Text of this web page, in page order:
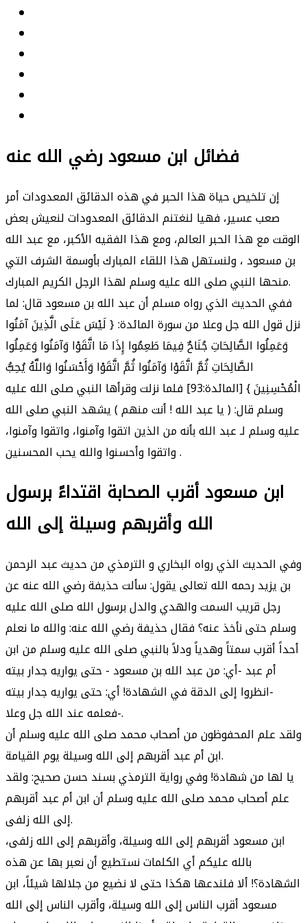
فضائل ابن مسعود رضي الله عنه
إن تلخيص حياة هذا الحبر في هذه الدقائق المعدودات أمر
صعب عسير، فهيا لنغتنم الدقائق المعدودات لنعيش بعض
الوقت مع هذا الحبر العالم، ومع هذا الفقيه الأكبر، مع عبد الله
بن مسعود ، ولنستهل هذا اللقاء المبارك بأوسمة الشرف التي
منحها النبي صلى الله عليه وسلم لهذا الرجل الكريم المبارك.
ففي الحديث الذي رواه مسلم أن عبد الله بن مسعود قال: لما
نزل قول الله جل وعلا من سورة المائدة: { لَيْسَ عَلَى الَّذِينَ آمَنُوا
وَعَمِلُوا الصَّالِحَاتِ جُنَاحٌ فِيمَا طَعِمُوا إِذَا مَا اتَّقَوْا وَآمَنُوا وَعَمِلُوا
الصَّالِحَاتِ ثُمَّ اتَّقَوْا وَآمَنُوا ثُمَّ اتَّقَوْا وَأَحْسَنُوا وَاللَّهُ يُحِبُّ
الْمُحْسِنِينَ } [المائدة:93] فلما نزلت وقرأها النبي صلى الله عليه
وسلم قال: ( يا عبد الله ! أنت منهم ) يشهد النبي صلى الله
عليه وسلم لـ عبد الله بأنه من الذين اتقوا وآمنوا، واتقوا وآمنوا،
واتقوا وأحسنوا والله يحب المحسنين .
ابن مسعود أقرب الصحابة اقتداءً برسول
الله وأقربهم وسيلة إلى الله
وفي الحديث الذي رواه البخاري و الترمذي من حديث عبد الرحمن
بن يزيد رحمه الله تعالى يقول: سألت حذيفة رضي الله عنه عن
رجل قريب السمت والهدي والدل برسول الله صلى الله عليه
وسلم حتى نأخذ عنه؟ فقال حذيفة رضي الله عنه: والله ما نعلم
أحداً أقرب سمتاً وهدياً ودلاً بالنبي صلى الله عليه وسلم من ابن
أم عبد -أي: من عبد الله بن مسعود - حتى يواريه جدار بيته
-انظروا إلى الدقة في الشهادة! أي: حتى يواريه جدار بيته
فعلمه عند الله جل وعلا-.
ولقد علم المحفوظون من أصحاب محمد صلى الله عليه وسلم أن
ابن أم عبد أقربهم إلى الله وسيلة يوم القيامة.
يا لها من شهادة! وفي رواية الترمذي بسند حسن صحيح: ولقد
علم أصحاب محمد صلى الله عليه وسلم أن ابن أم عبد أقربهم
إلى الله زلفى.
ابن مسعود أقربهم إلى الله وسيلة، وأقربهم إلى الله زلفى،
بالله عليكم أي الكلمات نستطيع أن نعبر بها عن هذه
الشهادة؟! ألا فلندعها هكذا حتى لا نضيع من جلالها شيئاً، ابن
مسعود أقرب الناس إلى الله وسيلة، وأقرب الناس إلى الله